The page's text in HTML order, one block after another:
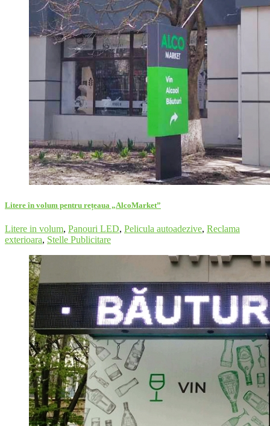
Litere în volum pentru rețeaua „AlcoMarket”
Litere in volum, Panouri LED, Pelicula autoadezive, Reclama
exterioara, Stelle Publicitare